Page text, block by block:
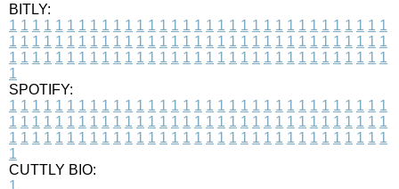
BITLY:
1 1 1 1 1 1 1 1 1 1 1 1 1 1 1 1 1 1 1 1 1 1 1 1 1 1 1 1 1 1 1 1 1
1 1 1 1 1 1 1 1 1 1 1 1 1 1 1 1 1 1 1 1 1 1 1 1 1 1 1 1 1 1 1 1 1
1 1 1 1 1 1 1 1 1 1 1 1 1 1 1 1 1 1 1 1 1 1 1 1 1 1 1 1 1 1 1 1 1
1
SPOTIFY:
1 1 1 1 1 1 1 1 1 1 1 1 1 1 1 1 1 1 1 1 1 1 1 1 1 1 1 1 1 1 1 1 1
1 1 1 1 1 1 1 1 1 1 1 1 1 1 1 1 1 1 1 1 1 1 1 1 1 1 1 1 1 1 1 1 1
1 1 1 1 1 1 1 1 1 1 1 1 1 1 1 1 1 1 1 1 1 1 1 1 1 1 1 1 1 1 1 1 1
1
CUTTLY BIO:
1